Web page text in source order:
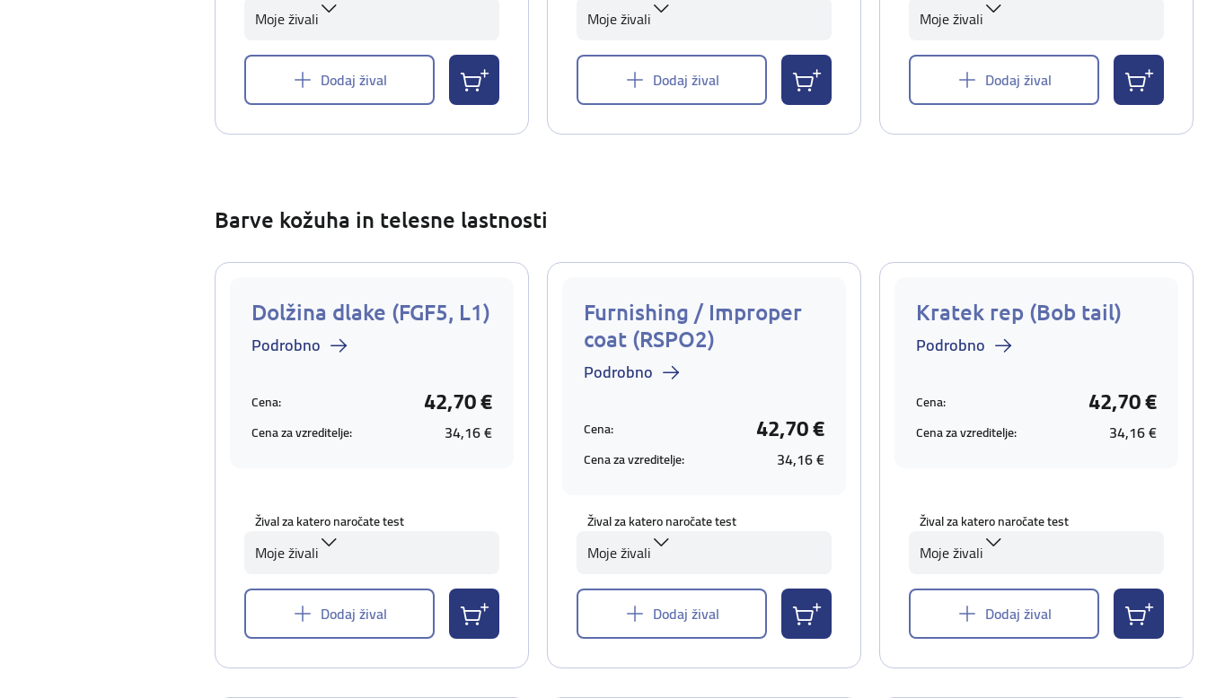
Moje živali
Dodaj žival
Moje živali
Dodaj žival
Moje živali
Dodaj žival
Barve kožuha in telesne lastnosti
Dolžina dlake (FGF5, L1)
Podrobno
Cena: 42,70 €
Cena za vzreditelje: 34,16 €
Žival za katero naročate test
Moje živali
Dodaj žival
Furnishing / Improper
coat (RSPO2)
Podrobno
Cena: 42,70 €
Cena za vzreditelje: 34,16 €
Žival za katero naročate test
Moje živali
Dodaj žival
Kratek rep (Bob tail)
Podrobno
Cena: 42,70 €
Cena za vzreditelje: 34,16 €
Žival za katero naročate test
Moje živali
Dodaj žival